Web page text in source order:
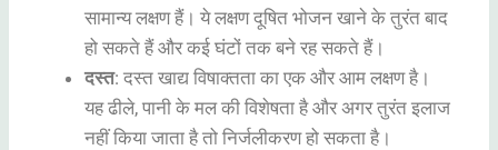
सामान्य लक्षण हैं। ये लक्षण दूषित भोजन खाने के तुरंत बाद
हो सकते हैं और कई घंटों तक बने रह सकते हैं।
दस्त: दस्त खाद्य विषाक्तता का एक और आम लक्षण है।
यह ढीले, पानी के मल की विशेषता है और अगर तुरंत इलाज
नहीं किया जाता है तो निर्जलीकरण हो सकता है।